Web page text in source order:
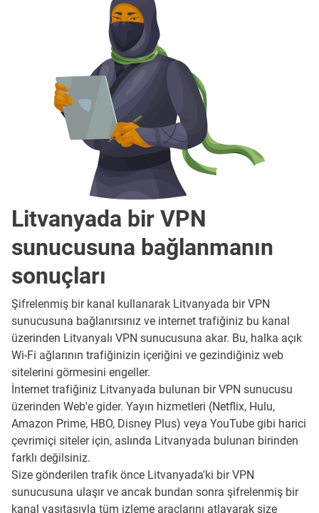
Litvanyada bir VPN
sunucusuna bağlanmanın
sonuçları
Şifrelenmiş bir kanal kullanarak Litvanyada bir VPN
sunucusuna bağlanırsınız ve internet trafiğiniz bu kanal
üzerinden Litvanyalı VPN sunucusuna akar. Bu, halka açık
Wi-Fi ağlarının trafiğinizin içeriğini ve gezindiğiniz web
sitelerini görmesini engeller.
İnternet trafiğiniz Litvanyada bulunan bir VPN sunucusu
üzerinden Web'e gider. Yayın hizmetleri (Netflix, Hulu,
Amazon Prime, HBO, Disney Plus) veya YouTube gibi harici
çevrimiçi siteler için, aslında Litvanyada bulunan birinden
farklı değilsiniz.
Size gönderilen trafik önce Litvanyada'ki bir VPN
sunucusuna ulaşır ve ancak bundan sonra şifrelenmiş bir
kanal vasıtasıyla tüm izleme araçlarını atlayarak size